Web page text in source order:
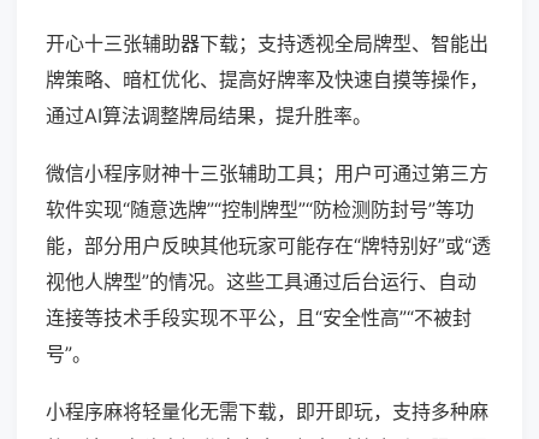
开心十三张辅助器下载；支持透视全局牌型、智能出
牌策略、暗杠优化、提高好牌率及快速自摸等操作，
通过AI算法调整牌局结果，提升胜率。
微信小程序财神十三张辅助工具；用户可通过第三方
软件实现“随意选牌”“控制牌型”“防检测防封号”等功
能，部分用户反映其他玩家可能存在“牌特别好”或“透
视他人牌型”的情况。这些工具通过后台运行、自动
连接等技术手段实现不平公，且“安全性高”“不被封
号”。
小程序麻将轻量化无需下载，即开即玩，支持多种麻